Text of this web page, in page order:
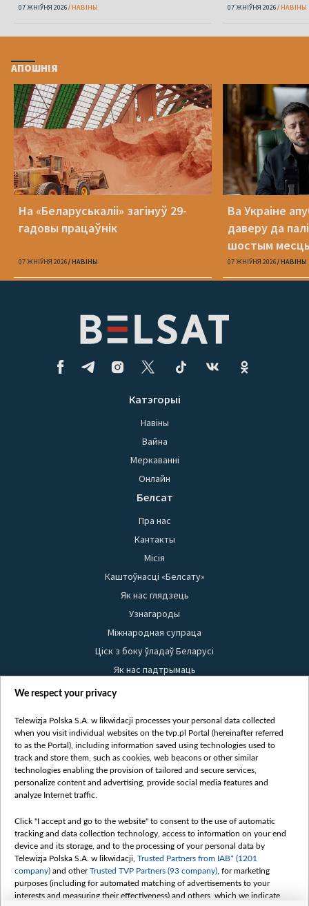
07 ЖНІЎНЯ 2026 НАВІНЫ 07 ЖНІЎНЯ 2026 НАВІНЫ
АПОШНІЯ
На «Беларуськаліі» загінуў 29-
гадовы працаўнік
07 ЖНІЎНЯ 2026 НАВІНЫ
Ва Украіне
даверу да
шостым
07 ЖНІЎНЯ 2026 НАВІНЫ
Катэгорыі
Навіны
Вайна
Меркаванні
Онлайн
Белсат
Пра нас
Кантакты
Місія
Каштоўнасці «Белсату»
Як нас глядзець
Узнагароды
Міжнародная супраца
Ціск з боку ўладаў Беларусі
Як нас падтрымаць
Правілы выкарыстання матэрыялаў
Бяспека
Youtube
Белсат news
Белсат Shorts
Жэстачайшы мульт
Belsat English
Biełsat PL
Белсат Now
Белсат History
We respect your privacy
Telewizja Polska S.A. w likwidacji processes your personal data collected
when you visit individual websites on the tvp.pl Portal (hereinafter referred
to as the Portal), including information saved using technologies used to
track and store them, such as cookies, web beacons or other similar
technologies enabling the provision of tailored and secure services,
personalize content and advertising, provide social media features and
analyze Internet traffic.
Click "I accept and go to the website" to consent to the use of automatic
tracking and data collection technology, access to information on your end
device and its storage, and to the processing of your personal data by
Telewizja Polska S.A. w likwidacji, Trusted Partners from IAB* (1201
company) and otherTrusted TVP Partners (93 company) , for marketing
purposes (including for automated matching of advertisements to your
interests and measuring their effectiveness) and others, which we indicate